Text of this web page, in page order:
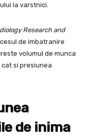
la varstnici.
Research and
de imbatranire
volumul de munca
si presiunea
de inima